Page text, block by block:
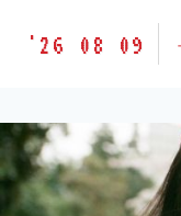
胶
味
道
LETSFILM
'26 08 09